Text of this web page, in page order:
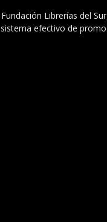
Fundación Librerías del
sistema efectivo de